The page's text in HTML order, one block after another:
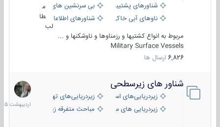
شناورهای پشتیبانی
بی سرنشین های دریایی
ناوهای آبی خاکی و نیروبرشناورهای اطلاعاتی و جاسوسی
طا
لب
مربوط به انواع کشتیها و رزمناوها و ناوشکنها و ...
Military Surface Vessels
6,826 ارسال ها
شناور های زیرسطحی
زیردریایی‌های استراتژیکزیردریایی‌های تهاجمی
زیردریایی های سبک
مباحث متفرقه زیرسطحی
31
1405